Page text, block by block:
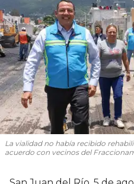
La vialidad no había recibido
acuerdo con vecinos del